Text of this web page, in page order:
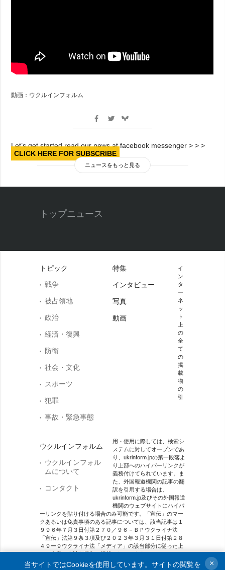
動画：ウクルインフォルム
Let’s get started read our news at facebook messenger > > >
CLICK HERE FOR SUBSCRIBE
ニュースをもっと見る
トップニュース
トピック
戦争
被占領地
政治
経済・復興
防衛
社会・文化
スポーツ
犯罪
事故・緊急事態
ウクルインフォルム
ウクルインフォル
ムについて
コンタクト
特集
インタビュー
写真
動画
イ
ン
タ
ー
ネ
ッ
ト
上
の
全
て
の
掲
載
物
の
引
用・使用に際しては、検索シ
ステムに対してオープンであ
り、ukrinform.jpの第一段落よ
り上部へのハイパーリンクが
義務付けてられています。ま
た、外国報道機関の記事の翻
訳を引用する場合は、
ukrinform.jp及びその外国報道
機関のウェブサイトにハイパ
ーリンクを貼り付ける場合のみ可能です。「宣伝」のマー
クあるいは免責事項のある記事については、該当記事は１
９９６年７月３日付第２７０／９６－ＢＰウクライナ法
「宣伝」法第９条３項及び２０２３年３月３１日付第２８
４９ー９ウクライナ法「メディア」の該当部分に従った上
で、合意／会計を根拠に掲載されています。
当サイトではCookieを使用しています。サイトの閲覧を ×